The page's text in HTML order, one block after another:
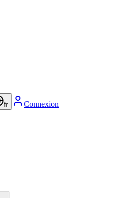
fr Connexion